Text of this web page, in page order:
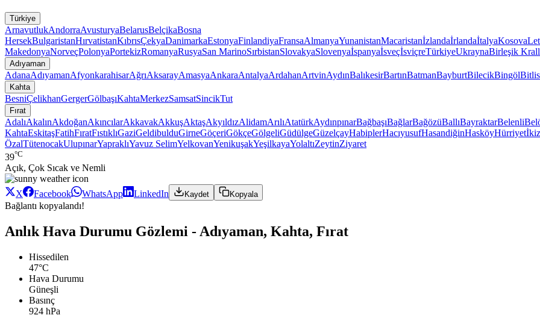
Türkiye
ArnavutlukAndorraAvusturyaBelarusBelçikaBosna
HersekBulgaristanHırvatistanKıbrısÇekyaDanimarkaEstonyaFinlandiyaFransaAlmanyaYunanistanMacaristanİzlandaİrlandaİtalyaKosova
MakedonyaNorveçPolonyaPortekizRomanyaRusyaSan MarinoSırbistanSlovakyaSlovenyaİspanyaİsveçİsviçreTürkiyeUkraynaBirleşik
Adıyaman
AdanaAdıyamanAfyonkarahisarAğrıAksarayAmasyaAnkaraAntalyaArdahanArtvinAydınBalıkesirBartınBatmanBayburtBilecikBingölBitlis
Kahta
BesniÇelikhanGergerGölbaşıKahtaMerkezSamsatSincikTut
Fırat
AdalıAkalınAkdoğanAkıncılarAkkavakAkkuşAktaşAkyıldızAlidamArılıAtatürkAydınpınarBağbaşıBağlarBağözüBallıBayraktarBelenli
KahtaEskitaşFatihFıratFıstıklıGaziGeldibulduGirneGöçeriGökçeGölgeliGüdülgeGüzelçayHabiplerHacıyusufHasandiğinHasköyHürriyet
ÖzalTütenocakUlupınarYapraklıYavuz SelimYelkovanYenikuşakYeşilkayaYolaltıZeytinZiyaret
39°C
Açık, Çok Sıcak ve Nemli
X Facebook WhatsApp LinkedIn Kaydet Kopyala
Bağlantı kopyalandı!
Anlık Hava Durumu Gözlemi - Adıyaman, Kahta, Fırat
Hissedilen
47°C
Hava Durumu
Güneşli
Basınç
924 hPa